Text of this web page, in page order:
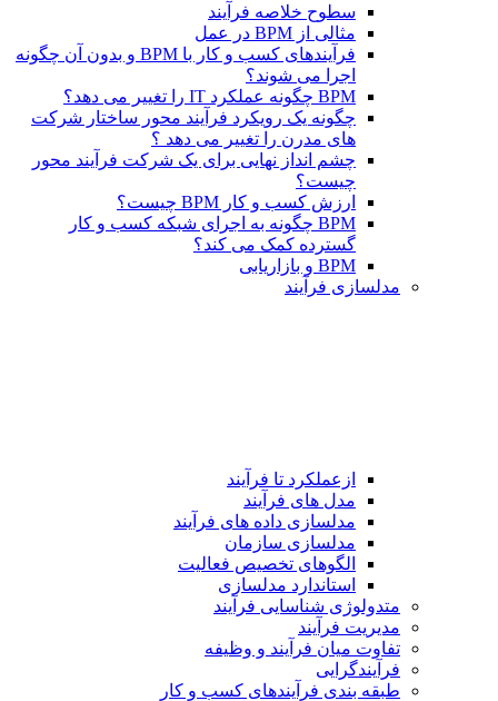
سطوح خلاصه فرآیند
مثالی از BPM در عمل
فرآیندهای کسب و کار با BPM و بدون آن چگونه
اجرا می شوند؟
BPM چگونه عملکرد IT را تغییر می دهد؟
چگونه یک رویکرد فرآیند محور ساختار شرکت
های مدرن را تغییر می دهد ؟
چشم انداز نهایی برای یک شرکت فرآیند محور
چیست؟
ارزش کسب و کار BPM چیست؟
BPM چگونه به اجرای شبکه کسب و کار
گسترده کمک می کند؟
BPM و بازاریابی
مدلسازی فرآیند
ازعملکرد تا فرآیند
مدل های فرآیند
مدلسازی داده های فرآیند
مدلسازی سازمان
الگوهای تخصیص فعالیت
استاندارد مدلسازی
متدولوژی شناسایی فرآیند
مدیریت فرآیند
تفاوت میان فرآیند و وظیفه
فرآیندگرایی
طبقه بندی فرآیندهای كسب و كار